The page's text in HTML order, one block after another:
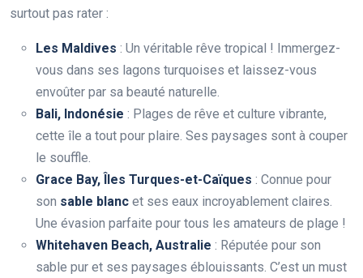
surtout pas rater :
Les Maldives : Un véritable rêve tropical ! Immergez-
vous dans ses lagons turquoises et laissez-vous
envoûter par sa beauté naturelle.
Bali, Indonésie : Plages de rêve et culture vibrante,
cette île a tout pour plaire. Ses paysages sont à couper
le souffle.
Grace Bay, Îles Turques-et-Caïques : Connue pour
son sable blanc et ses eaux incroyablement claires.
Une évasion parfaite pour tous les amateurs de plage !
Whitehaven Beach, Australie : Réputée pour son
sable pur et ses paysages éblouissants. C’est un must